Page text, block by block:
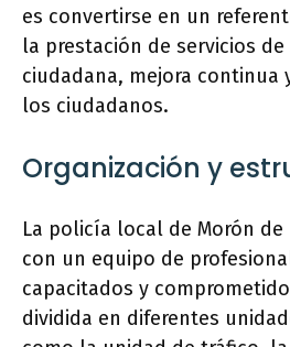
es convertirse en un
la prestación de servicios de
ciudadana, mejora continua
los ciudadanos.
Organización y
La policía local de Morón
con un equipo de
capacitados y
dividida en diferentes